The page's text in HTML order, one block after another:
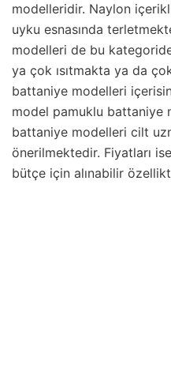
modelleridir. Naylon
uyku esnasında
modelleri de bu
ya çok ısıtmakta ya da
battaniye modelleri
model pamuklu battaniye
battaniye modelleri cilt
önerilmektedir. Fiyatları
bütçe için alınabilir